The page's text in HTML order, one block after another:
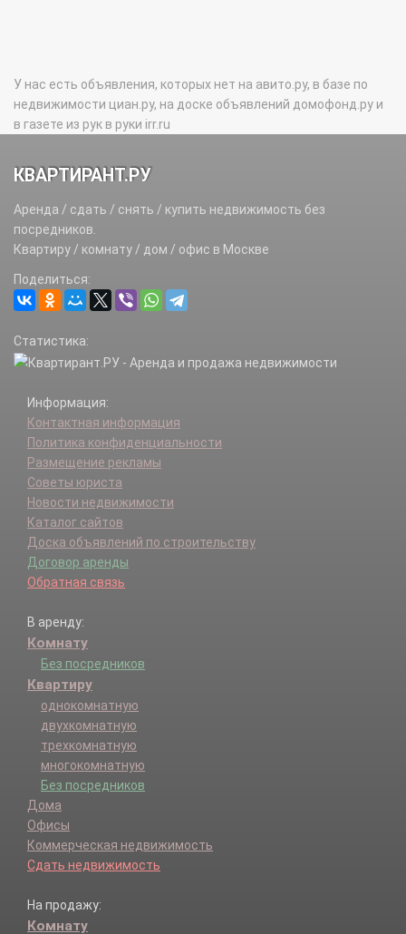
У нас есть объявления, которых нет на авито.ру, в базе по
недвижимости циан.ру, на доске объявлений домофонд.ру и
в газете из рук в руки irr.ru
КВАРТИРАНТ.РУ
Аренда / сдать / снять / купить недвижимость без
посредников.
Квартиру / комнату / дом / офис в Москве
Поделиться:
Статистика:
Информация:
Контактная информация
Политика конфиденциальности
Размещение рекламы
Советы юриста
Новости недвижимости
Каталог сайтов
Доска объявлений по строительству
Договор аренды
Обратная связь
В аренду:
Комнату
Без посредников
Квартиру
однокомнатную
двухкомнатную
трехкомнатную
многокомнатную
Без посредников
Дома
Офисы
Коммерческая недвижимость
Сдать недвижимость
На продажу:
Комнату